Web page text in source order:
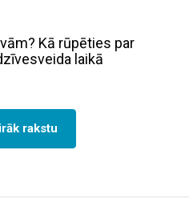
Kā rūpēties par
laikā
rakstu